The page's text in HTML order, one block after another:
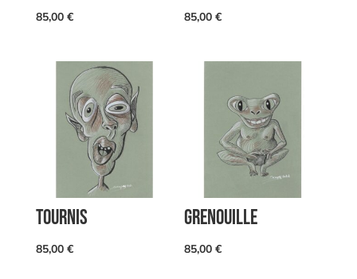
85,00 € 85,00€
TOURNIS
85,00 €
GRENOUILLE
85,00€